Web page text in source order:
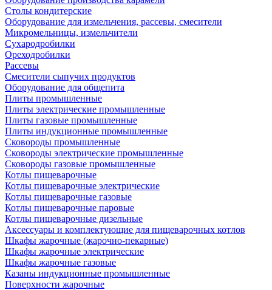
Столы кондитерские
Оборудование для измельчения, рассевы, смесители
Микромельницы, измельчители
Сухародробилки
Ореходробилки
Рассевы
Смесители сыпучих продуктов
Оборудование для общепита
Плиты промышленные
Плиты электрические промышленные
Плиты газовые промышленные
Плиты индукционные промышленные
Сковороды промышленные
Сковороды электрические промышленные
Сковороды газовые промышленные
Котлы пищеварочные
Котлы пищеварочные электрические
Котлы пищеварочные газовые
Котлы пищеварочные паровые
Котлы пищеварочные дизельные
Аксессуары и комплектующие для пищеварочных котлов
Шкафы жарочные (жарочно-пекарные)
Шкафы жарочные электрические
Шкафы жарочные газовые
Казаны индукционные промышленные
Поверхности жарочные